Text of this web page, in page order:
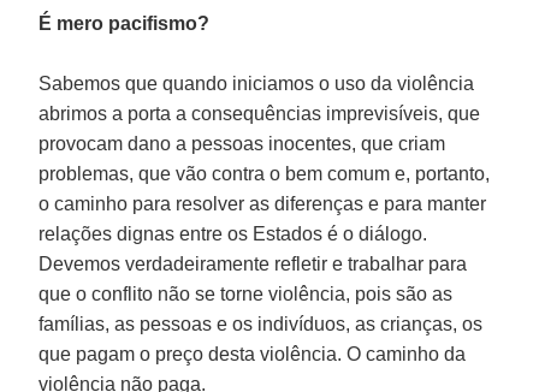
É mero pacifismo?
Sabemos que quando iniciamos o uso da violência
abrimos a porta a consequências imprevisíveis, que
provocam dano a pessoas inocentes, que criam
problemas, que vão contra o bem comum e, portanto,
o caminho para resolver as diferenças e para manter
relações dignas entre os Estados é o diálogo.
Devemos verdadeiramente refletir e trabalhar para
que o conflito não se torne violência, pois são as
famílias, as pessoas e os indivíduos, as crianças, os
que pagam o preço desta violência. O caminho da
violência não paga.